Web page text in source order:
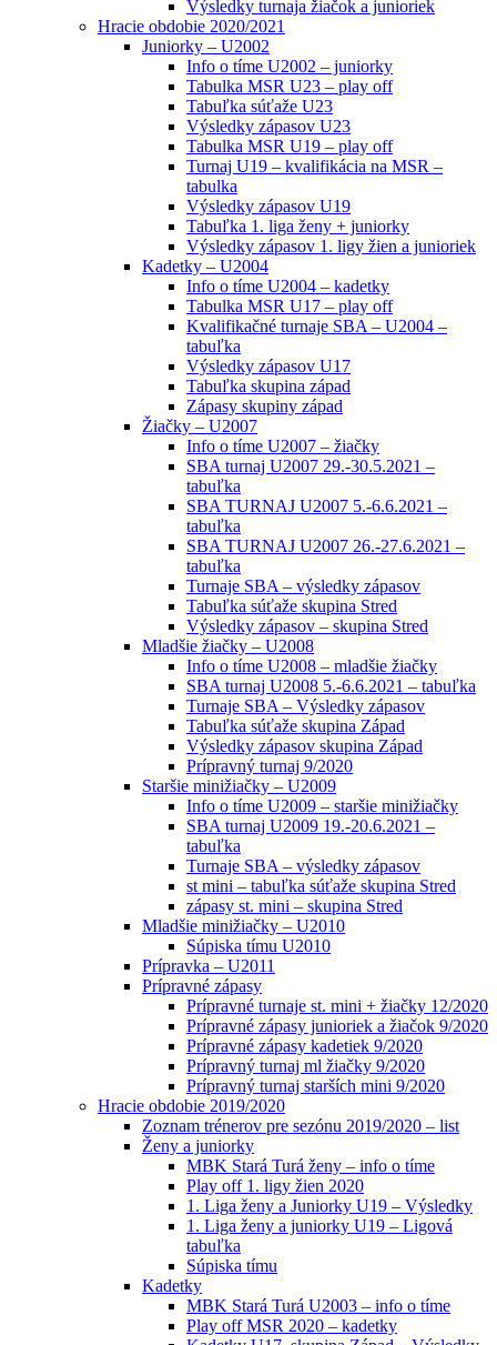
Výsledky turnaja žiačok a junioriek
Hracie obdobie 2020/2021
Juniorky – U2002
Info o tíme U2002 – juniorky
Tabulka MSR U23 – play off
Tabuľka súťaže U23
Výsledky zápasov U23
Tabulka MSR U19 – play off
Turnaj U19 – kvalifikácia na MSR –
tabulka
Výsledky zápasov U19
Tabuľka 1. liga ženy + juniorky
Výsledky zápasov 1. ligy žien a junioriek
Kadetky – U2004
Info o tíme U2004 – kadetky
Tabulka MSR U17 – play off
Kvalifikačné turnaje SBA – U2004 –
tabuľka
Výsledky zápasov U17
Tabuľka skupina západ
Zápasy skupiny západ
Žiačky – U2007
Info o tíme U2007 – žiačky
SBA turnaj U2007 29.-30.5.2021 –
tabuľka
SBA TURNAJ U2007 5.-6.6.2021 –
tabuľka
SBA TURNAJ U2007 26.-27.6.2021 –
tabuľka
Turnaje SBA – výsledky zápasov
Tabuľka súťaže skupina Stred
Výsledky zápasov – skupina Stred
Mladšie žiačky – U2008
Info o tíme U2008 – mladšie žiačky
SBA turnaj U2008 5.-6.6.2021 – tabuľka
Turnaje SBA – Výsledky zápasov
Tabuľka súťaže skupina Západ
Výsledky zápasov skupina Západ
Prípravný turnaj 9/2020
Staršie minižiačky – U2009
Info o tíme U2009 – staršie minižiačky
SBA turnaj U2009 19.-20.6.2021 –
tabuľka
Turnaje SBA – výsledky zápasov
st mini – tabuľka súťaže skupina Stred
zápasy st. mini – skupina Stred
Mladšie minižiačky – U2010
Súpiska tímu U2010
Prípravka – U2011
Prípravné zápasy
Prípravné turnaje st. mini + žiačky 12/2020
Prípravné zápasy junioriek a žiačok 9/2020
Prípravné zápasy kadetiek 9/2020
Prípravný turnaj ml žiačky 9/2020
Prípravný turnaj starších mini 9/2020
Hracie obdobie 2019/2020
Zoznam trénerov pre sezónu 2019/2020 – list
Ženy a juniorky
MBK Stará Turá ženy – info o tíme
Play off 1. ligy žien 2020
1. Liga ženy a Juniorky U19 – Výsledky
1. Liga ženy a juniorky U19 – Ligová
tabuľka
Súpiska tímu
Kadetky
MBK Stará Turá U2003 – info o tíme
Play off MSR 2020 – kadetky